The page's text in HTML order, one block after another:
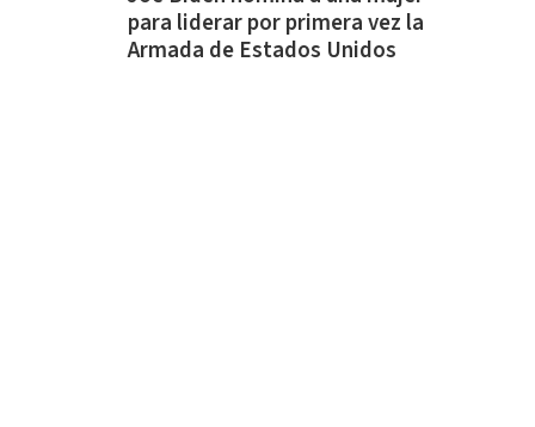
para liderar por primera vez la
Armada de Estados Unidos